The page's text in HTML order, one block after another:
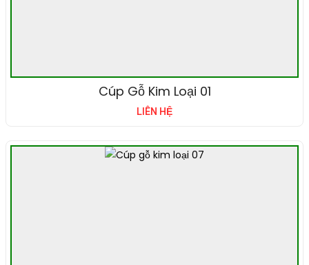
Cúp Gỗ Kim Loại 01
LIÊN HỆ